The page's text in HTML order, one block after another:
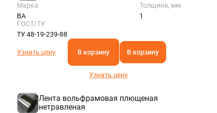
Марка
ВА
Толщина, мм
1
ГОСТ/ТУ
ТУ 48-19-239-88
Узнать цену В корзину В корзину
Узнать цену
Лента вольфрамовая плющеная
нетравленая